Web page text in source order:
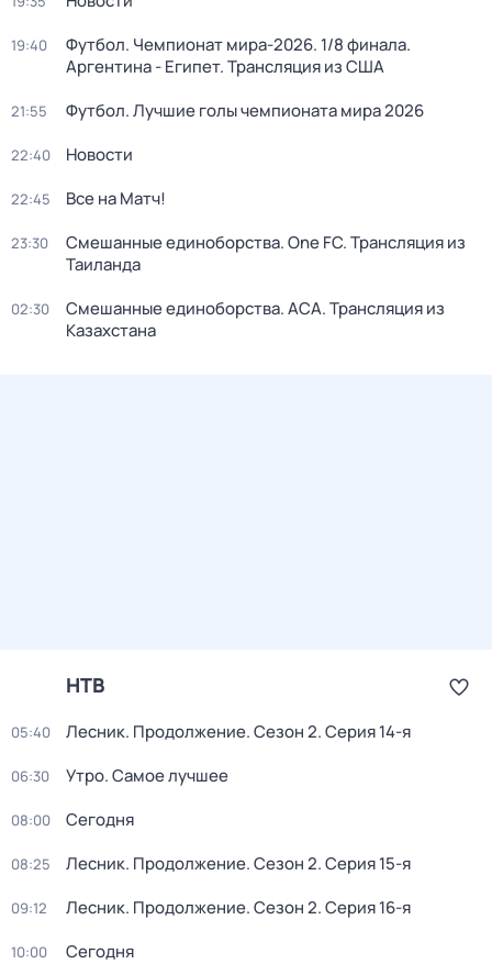
19:40
Футбол. Чемпионат мира-2026. 1/8 финала.
Аргентина - Египет. Трансляция из США
21:55 Футбол. Лучшие голы чемпионата мира 2026
22:40 Новости
22:45 Все на Матч!
23:30
Смешанные единоборства. One FC. Трансляция из
Таиланда
02:30
Смешанные единоборства. АСА. Трансляция из
Казахстана
НТВ
05:40 Лесник. Продолжение. Сезон 2. Серия 14-я
06:30 Утро. Самое лучшее
08:00 Сегодня
08:25 Лесник. Продолжение. Сезон 2. Серия 15-я
09:12 Лесник. Продолжение. Сезон 2. Серия 16-я
10:00 Сегодня